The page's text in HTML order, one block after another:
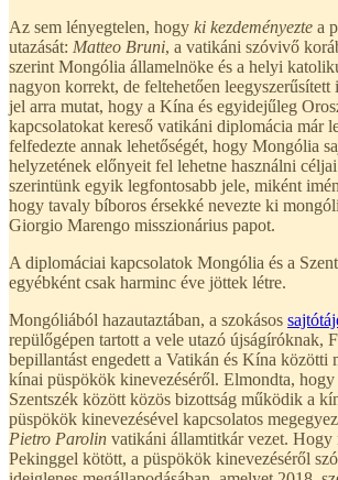
Az sem lényegtelen, hogy ki kezdeményezte a
utazását: Matteo Bruni, a vatikáni szóvivő
szerint Mongólia államelnöke és a helyi
nagyon korrekt, de feltehetően
jel arra mutat, hogy a Kína és egyidejűleg
kapcsolatokat kereső vatikáni diplomácia már
felfedezte annak lehetőségét, hogy Mongólia
helyzetének előnyeit fel lehetne használni
szerintünk egyik legfontosabb jele, miként
hogy tavaly bíboros érsekké nevezte ki
Giorgio Marengo misszionárius papot.
A diplomáciai kapcsolatok Mongólia és a
egyébként csak harminc éve jöttek létre.
Mongóliából hazautaztában, a szokásos
repülőgépen tartott a vele utazó újságíróknak,
bepillantást engedett a Vatikán és Kína közötti
kínai püspökök kinevezéséről. Elmondta,
Szentszék között közös bizottság működik a
püspökök kinevezésével kapcsolatos
Pietro Parolin vatikáni államtitkár vezet. Hogy
Pekinggel kötött, a püspökök kinevezéséről